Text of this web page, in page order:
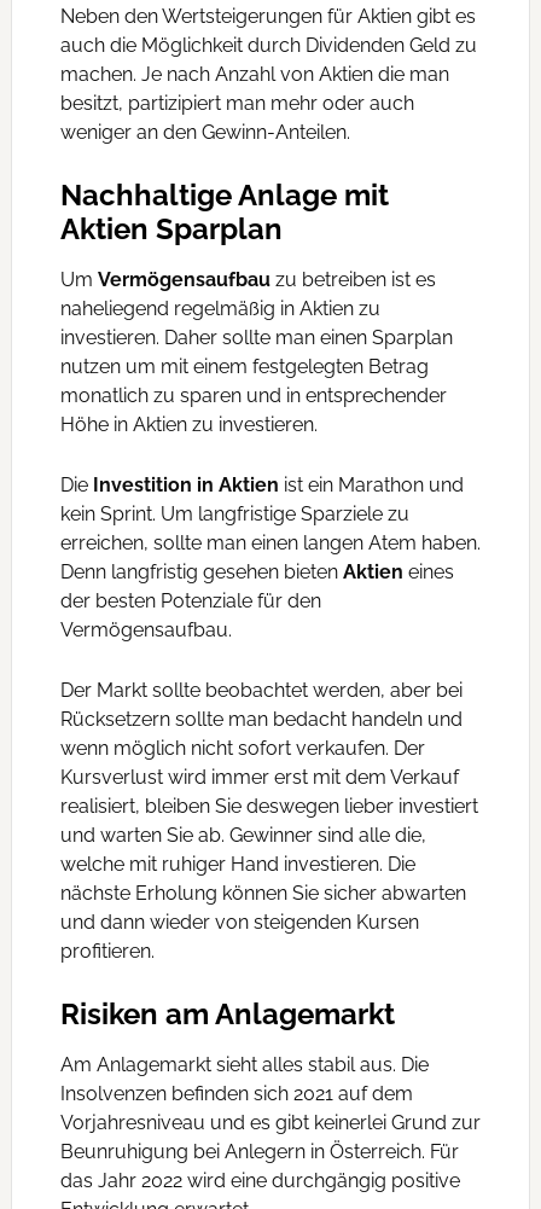
Neben den Wertsteigerungen für Aktien gibt es
auch die Möglichkeit durch Dividenden Geld zu
machen. Je nach Anzahl von Aktien die man
besitzt, partizipiert man mehr oder auch
weniger an den Gewinn-Anteilen.
Nachhaltige Anlage mit
Aktien Sparplan
Um Vermögensaufbauzu betreiben ist es
naheliegend regelmäßig in Aktien zu
investieren. Daher sollte man einen Sparplan
nutzen um mit einem festgelegten Betrag
monatlich zu sparen und in entsprechender
Höhe in Aktien zu investieren.
Die Investition in Aktien ist ein Marathon und
kein Sprint. Um langfristige Sparziele zu
erreichen, sollte man einen langen Atem haben.
Denn langfristig gesehen bieten Aktien eines
der besten Potenziale für den
Vermögensaufbau.
Der Markt sollte beobachtet werden, aber bei
Rücksetzern sollte man bedacht handeln und
wenn möglich nicht sofort verkaufen. Der
Kursverlust wird immer erst mit dem Verkauf
realisiert, bleiben Sie deswegen lieber investiert
und warten Sie ab. Gewinner sind alle die,
welche mit ruhiger Hand investieren. Die
nächste Erholung können Sie sicher abwarten
und dann wieder von steigenden Kursen
profitieren.
Risiken am Anlagemarkt
Am Anlagemarkt sieht alles stabil aus. Die
Insolvenzen befinden sich 2021 auf dem
Vorjahresniveau und es gibt keinerlei Grund zur
Beunruhigung bei Anlegern in Österreich. Für
das Jahr 2022 wird eine durchgängig positive